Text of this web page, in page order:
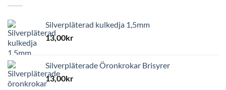
Silverpläterad kulkedja 1,5mm
13,00kr
Silverpläterade Öronkrokar Brisyrer
13,00kr